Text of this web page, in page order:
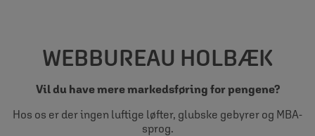
WEBBUREAU HOLBÆK
Vil du have mere markedsføring for pengene?
Hos os er der ingen luftige løfter, glubske gebyrer og MBA-
sprog.